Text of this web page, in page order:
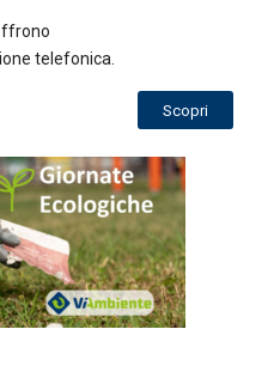
telefonica.
Scopri